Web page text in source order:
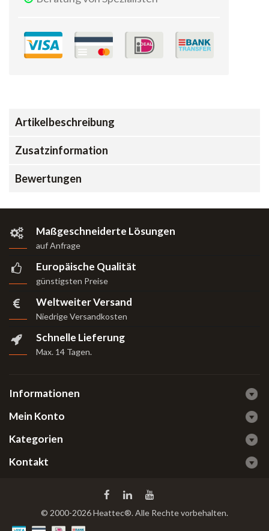
Artikelbeschreibung
Zusatzinformation
Bewertungen
Maßgeschneiderte Lösungen
auf Anfrage
Europäische Qualität
günstigsten Preise
Weltweiter Versand
Niedrige Versandkosten
Schnelle Lieferung
Max. 14 Tagen.
Informationen
Mein Konto
Kategorien
Kontakt
© 2000-2026 Heattec®. Alle Rechte vorbehalten.